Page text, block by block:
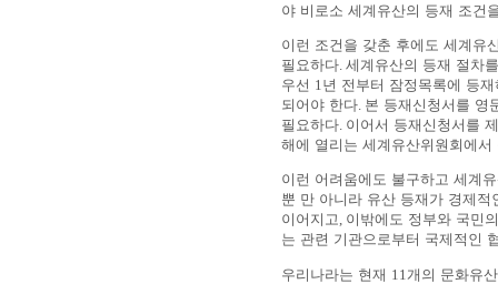
야 비로소 세계유산의 등재 조건
이런 조건을 갖춘 후에도 세계유
필요하다 세계유산의 등재 절차
우선 1 년 전부터 잠정목록에 등
되어야 한다 본 등재신청서를 영
필요하다 이어서 등재신청서를
해에 열리는 세계유산위원회에
이런 어려움에도 불구하고 세계
뿐 만 아니라 유산 등재가 경제
이어지고, 이밖에도 정부와 국민
는 관련 기관으로부터 국제적인
우리나라는 현재 11 개의 문화유